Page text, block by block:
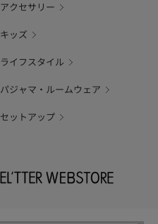
アクセサリー
キッズ
ライフスタイル
パジャマ・ルームウェア
セットアップ